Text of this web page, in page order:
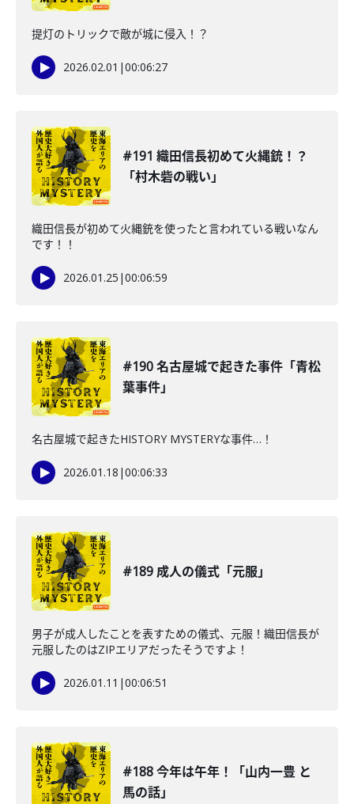
提灯のトリックで敵が城に侵入！？
2026.02.01 |00:06:27
#191 織田信長初めて火縄銃！？
「村木砦の戦い」
織田信長が初めて火縄銃を使ったと言われている戦いなん
です！！
2026.01.25 |00:06:59
#190 名古屋城で起きた事件「青松
葉事件」
名古屋城で起きたHISTORY MYSTERYな事件…！
2026.01.18 |00:06:33
#189 成人の儀式「元服」
男子が成人したことを表すための儀式、元服！織田信長が
元服したのはZIPエリアだったそうですよ！
2026.01.11 |00:06:51
#188 今年は午年！「山内一豊 と
馬の話」